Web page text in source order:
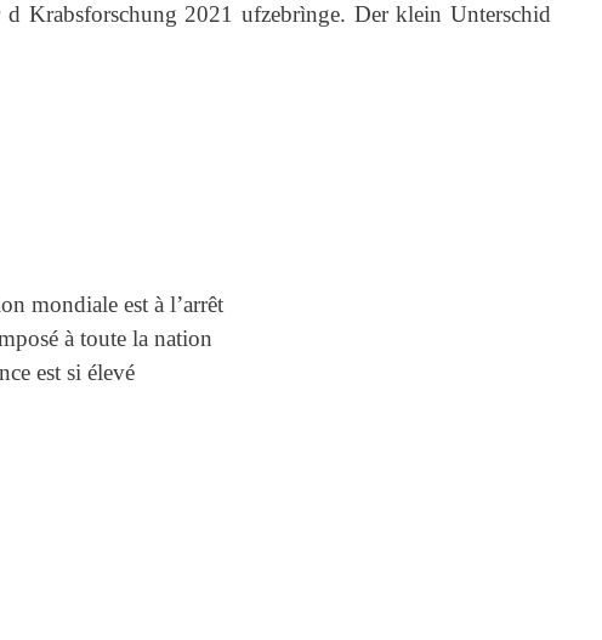
Krabsforschung 2021 ufzebrìnge. Der klein Unterschid
mondiale est à l’arrêt
à toute la nation
est si élevé